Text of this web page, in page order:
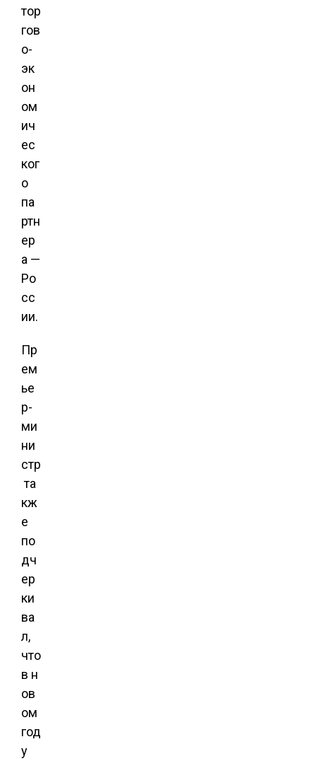
тор
гов
о-
эк
он
ом
ич
ес
ког
о
па
ртн
ер
а —
Ро
сс
ии.
Пр
ем
ье
р-
ми
ни
стр
та
кж
е
по
дч
ер
ки
ва
л,
что
в н
ов
ом
год
у